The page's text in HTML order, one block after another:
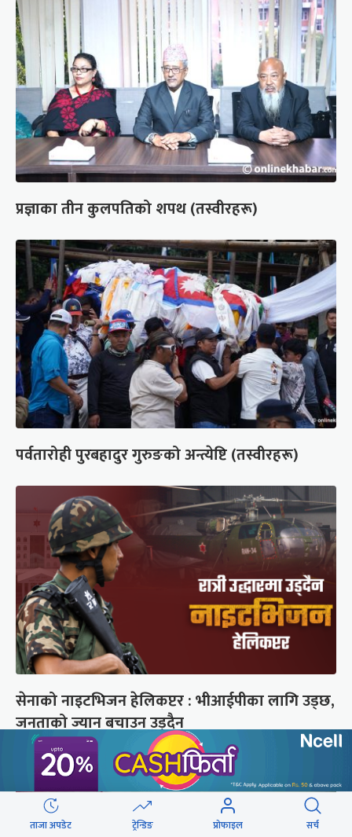
प्रज्ञाका तीन कुलपतिको शपथ (तस्वीरहरू)
पर्वतारोही पुरबहादुर गुरुङको अन्त्येष्टि (तस्वीरहरू)
सेनाको नाइटभिजन हेलिकप्टर : भीआईपीका लागि उड्छ,
जनताको ज्यान बचाउन उड्दैन
ताजा अपडेट ट्रेन्डिङ प्रोफाइल सर्च